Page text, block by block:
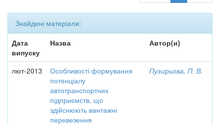
Знайдені матеріали:
Дата
випуску
Назва Автор(и)
лют-2013
Особливості формування
потенціалу
автотранспортних
підприємств, що
здійснюють вантажні
перевезення
Пузирьова, П. В.